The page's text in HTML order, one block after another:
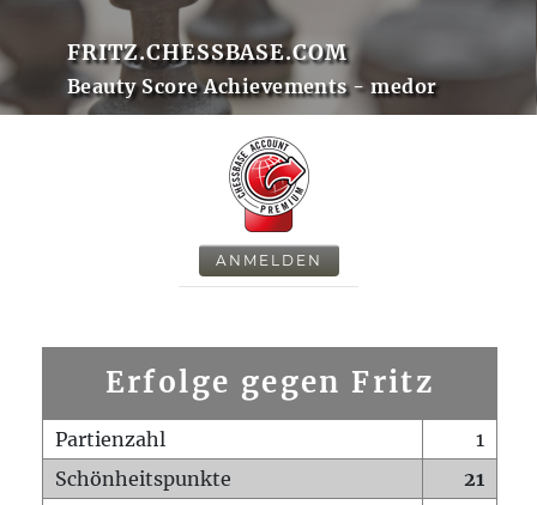
FRITZ.CHESSBASE.COM
Beauty Score Achievements - medor
ANMELDEN
Erfolge gegen Fritz
Partienzahl
1
Schönheitspunkte
21